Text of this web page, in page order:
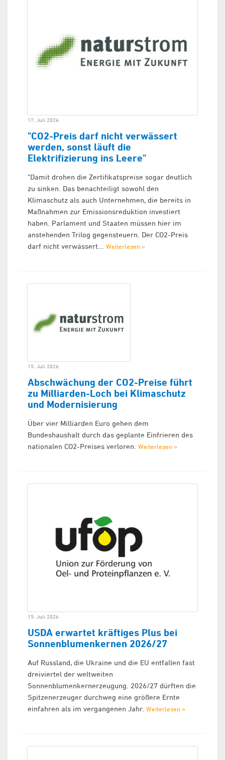
17. Juli 2026
"CO2-Preis darf nicht verwässert
werden, sonst läuft die
Elektrifizierung ins Leere"
"Damit drohen die Zertifikatspreise sogar deutlich
zu sinken. Das benachteiligt sowohl den
Klimaschutz als auch Unternehmen, die bereits in
Maßnahmen zur Emissionsreduktion investiert
haben. Parlament und Staaten müssen hier im
anstehenden Trilog gegensteuern. Der CO2-Preis
darf nicht verwässert... Weiterlesen »
15. Juli 2026
Abschwächung der CO2-Preise führt
zu Milliarden-Loch bei Klimaschutz
und Modernisierung
Über vier Milliarden Euro gehen dem
Bundeshaushalt durch das geplante Einfrieren des
nationalen CO2-Preises verloren. Weiterlesen »
15. Juli 2026
USDA erwartet kräftiges Plus bei
Sonnenblumenkernen 2026/27
Auf Russland, die Ukraine und die EU entfallen fast
dreiviertel der weltweiten
Sonnenblumenkernerzeugung. 2026/27 dürften die
Spitzenerzeuger durchweg eine größere Ernte
einfahren als im vergangenen Jahr. Weiterlesen »